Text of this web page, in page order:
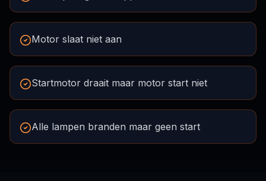
Motor slaat niet aan
Startmotor draait maar motor start niet
Alle lampen branden maar geen start